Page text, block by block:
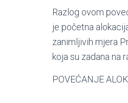
Razlog ovom
je početna
zanimljivih mjera
koja su zadana na
POVEĆANJE